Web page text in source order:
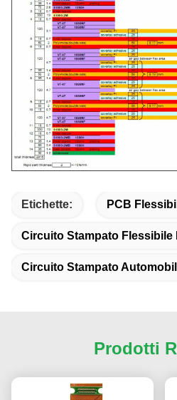
Etichette: PCB
Circuito Stampato Flessibile
Circuito Stampato
Prodotti